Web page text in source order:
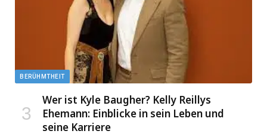
BERÜHMTHEIT
Wer ist Kyle Baugher? Kelly Reillys
Ehemann: Einblicke in sein Leben und
seine Karriere